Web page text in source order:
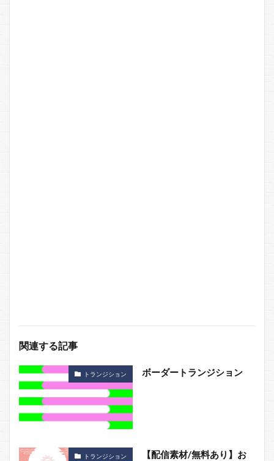
関連する記事
トランジション ボーダートランジション
トランジション
【配信素材/無料あり】お